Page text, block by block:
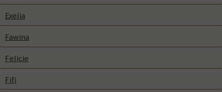
Exelia
Fawina
Felicie
Fifi